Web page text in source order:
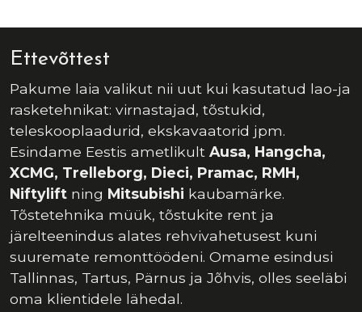
Ettevõttest
Pakume laia valikut nii uut kui kasutatud lao-ja
rasketehnikat: virnastajad, tõstukid,
teleskooplaadurid, ekskavaatorid jpm.
Esindame Eestis ametlikult Ausa, Hangcha,
XCMG, Trelleborg, Dieci, Pramac, RMH,
Niftylift ning Mitsubishi kaubamärke.
Tõstetehnika müük, tõstukite rent ja
järelteenindus alates rehvivahetusest kuni
suuremate remonttöödeni. Omame esindusi
Tallinnas, Tartus, Pärnus ja Jõhvis, olles seeläbi
oma klientidele lähedal.